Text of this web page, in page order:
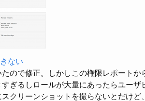
ない
ので修正。しかしこの権限レポート
ぎるしロールが大量にあったらユーザ
クリーンショットを撮らないとだけど